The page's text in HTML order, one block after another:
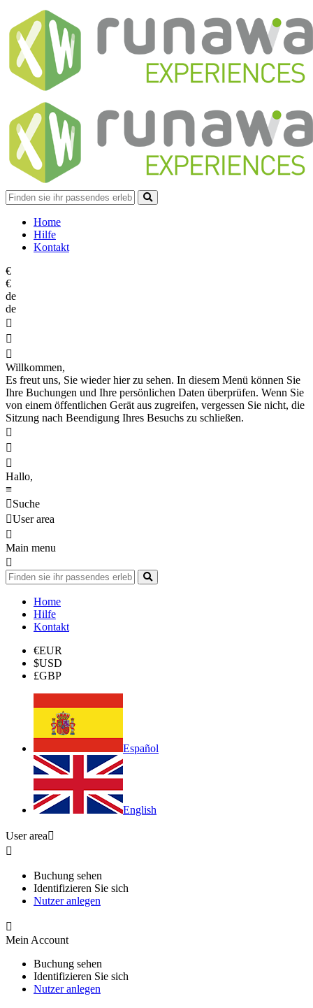
Home
Hilfe
Kontakt
€
€
de
de



Willkommen,
Es freut uns, Sie wieder hier zu sehen. In diesem Menü können Sie
Ihre Buchungen und Ihre persönlichen Daten überprüfen. Wenn Sie
von einem öffentlichen Gerät aus zugreifen, vergessen Sie nicht, die
Sitzung nach Beendigung Ihres Besuchs zu schließen.



Hallo,
≡
Suche
User area

Main menu

Home
Hilfe
Kontakt
€EUR
$USD
£GBP
Español
English
User area

Buchung sehen
Identifizieren Sie sich
Nutzer anlegen

Mein Account
Buchung sehen
Identifizieren Sie sich
Nutzer anlegen